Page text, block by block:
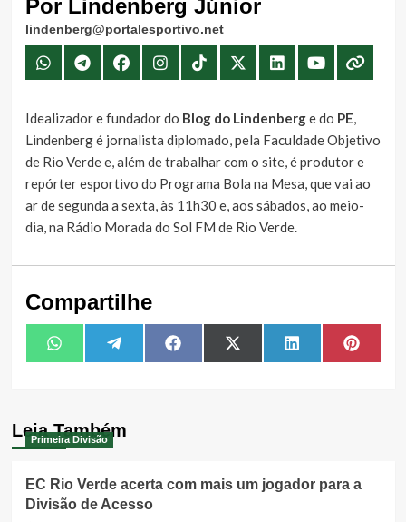
Por Lindenberg Júnior
lindenberg@portalesportivo.net
Idealizador e fundador do Blog do Lindenberge do PE
Lindenberg é jornalista diplomado, pela Faculdade Objetivo
de Rio Verde e, além de trabalhar com o site, é produtor e
repórter esportivo do Programa Bola na Mesa, que vai ao
ar de segunda a sexta, às 11h30 e, aos sábados, ao meio-
dia, na Rádio Morada do Sol FM de Rio Verde.
Compartilhe
Share
on
WhatsAppShare
on
TelegramShare
on
FacebookShare
on
X
(Twitter)
Share
on
LinkedIn Share
on
Leia Também
Primeira Divisão
EC Rio Verde acerta com mais um jogador para a
Divisão de Acesso